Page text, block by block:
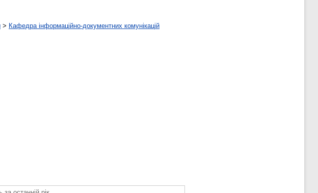
> Кафедра інформаційно-документних комунікацій